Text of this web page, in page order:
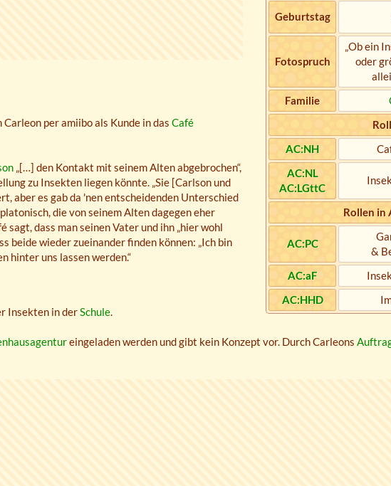
Geburtstag
Fotospruch
„Ob ein
oder
Familie
AC:NH
AC:NL
AC:LGttC
Rollen in
AC:PC
&
AC:aF
AC:HHD
per amiibo als Kunde in das Café
„[…] den Kontakt mit seinem Alten abgebrochen“,
zu Insekten liegen könnte. „Sie [Carlson und
aber es gab da 'nen entscheidenden Unterschied
die von seinem Alten dagegen eher
sagt, dass man seinen Vater und ihn „hier wohl
beide wieder zueinander finden können: „Ich bin
hinter uns lassen werden.“
Insekten in derSchule.
eingeladen werden und gibt kein Konzept vor. Durch Carleons